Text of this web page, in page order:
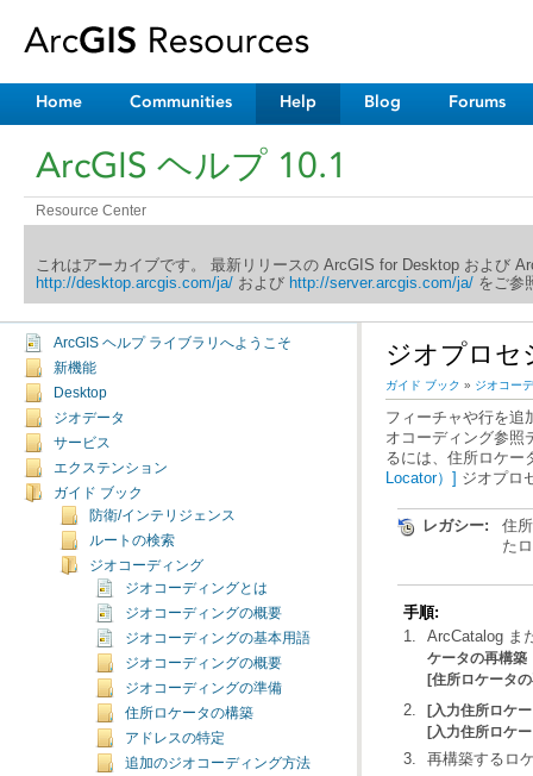
Home Communities Help Blog Forums
ArcGIS ヘルプ 10.1
Resource Center
これはアーカイブです。 最新リリースの ArcGIS for Desktop および
http://desktop.arcgis.com/ja/および http://server.arcgis.com/ja/をご参
ArcGIS ヘルプ ライブラリへようこそ
新機能
Desktop
ジオデータ
サービス
エクステンション
ガイド ブック
防衛/インテリジェンス
ルートの検索
ジオコーディング
ジオコーディングとは
ジオコーディングの概要
ジオコーディングの基本用語
ジオコーディングの概要
ジオコーディングの準備
住所ロケータの構築
アドレスの特定
追加のジオコーディング方法
ジオプロセ
ガイド ブック » ジオコー
るには、住所ロケー
Locator）] ジオプロ
レガシー:
た
手順:
ArcCatalog ま
ケータの再構
[住所ロケータ
[入力住所ロケ
[入力住所ロケ
再構築するロ